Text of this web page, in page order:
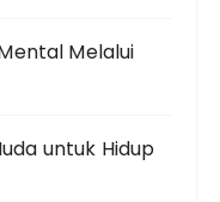
Melalui
untuk Hidup